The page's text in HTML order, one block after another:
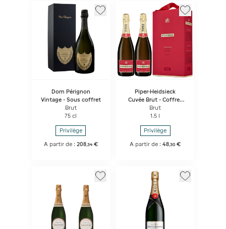
Dom Pérignon
Vintage - Sous coffret
Brut
75 cl
Privilège
A partir de : 208, 34 €
Piper-Heidsieck
Cuvée Brut - Coffret
Duo 2 bouteilles
Brut
1.5 l
Privilège
A partir de :48 ,30 €